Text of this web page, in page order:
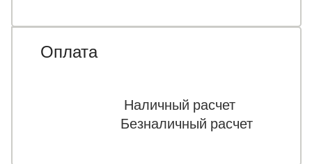
Оплата
Наличный расчет
Безналичный расчет